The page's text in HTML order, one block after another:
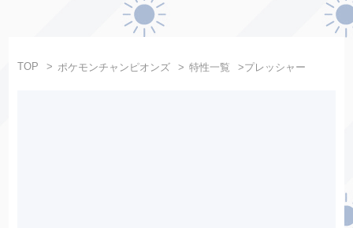
TOP ポケモンチャンピオンズ 特性一覧 プレッシャー